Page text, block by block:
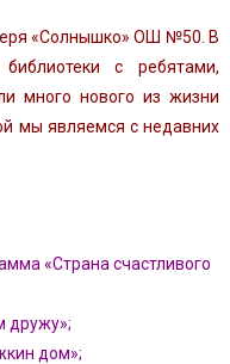
«Солнышко» ОШ №50. В
с ребятами,
много нового из жизни
мы являемся с недавних
«Страна счастливого
дружу»;
дом»;